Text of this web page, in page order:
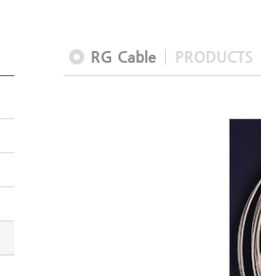
RG Cable PRODUCTS